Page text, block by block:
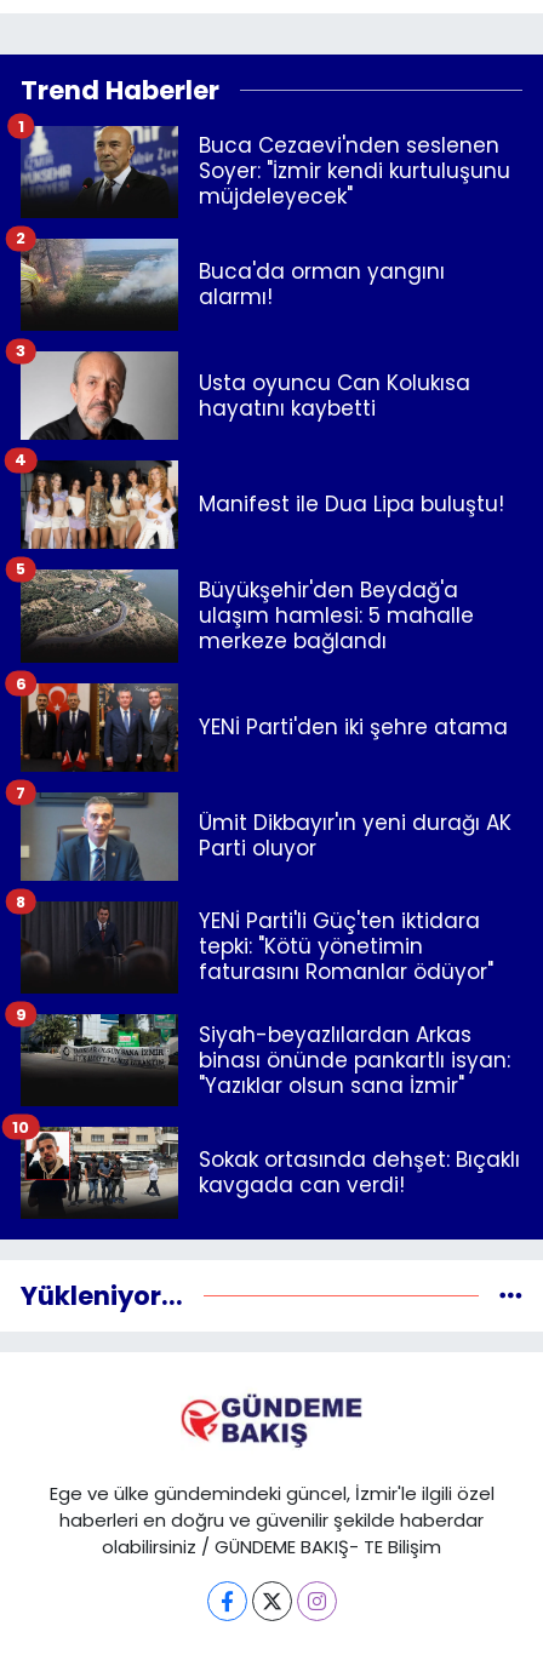
Trend Haberler
Buca Cezaevi'nden seslenen
Soyer: "İzmir kendi kurtuluşunu
müjdeleyecek"
1
Buca'da orman yangını
alarmı!
2
Usta oyuncu Can Kolukısa
hayatını kaybetti
3
Manifest ile Dua Lipa buluştu!
4
Büyükşehir'den Beydağ'a
ulaşım hamlesi: 5 mahalle
merkeze bağlandı
5
YENİ Parti'den iki şehre atama
6
Ümit Dikbayır'ın yeni durağı AK
Parti oluyor
7
YENİ Parti'li Güç'ten iktidara
tepki: "Kötü yönetimin
faturasını Romanlar ödüyor"
8
Siyah-beyazlılardan Arkas
binası önünde pankartlı isyan:
"Yazıklar olsun sana İzmir"
9
Sokak ortasında dehşet: Bıçaklı
kavgada can verdi!
10
Yükleniyor...
Ege ve ülke gündemindeki güncel, İzmir'le ilgili özel
haberleri en doğru ve güvenilir şekilde haberdar
olabilirsiniz / GÜNDEME BAKIŞ- TE Bilişim